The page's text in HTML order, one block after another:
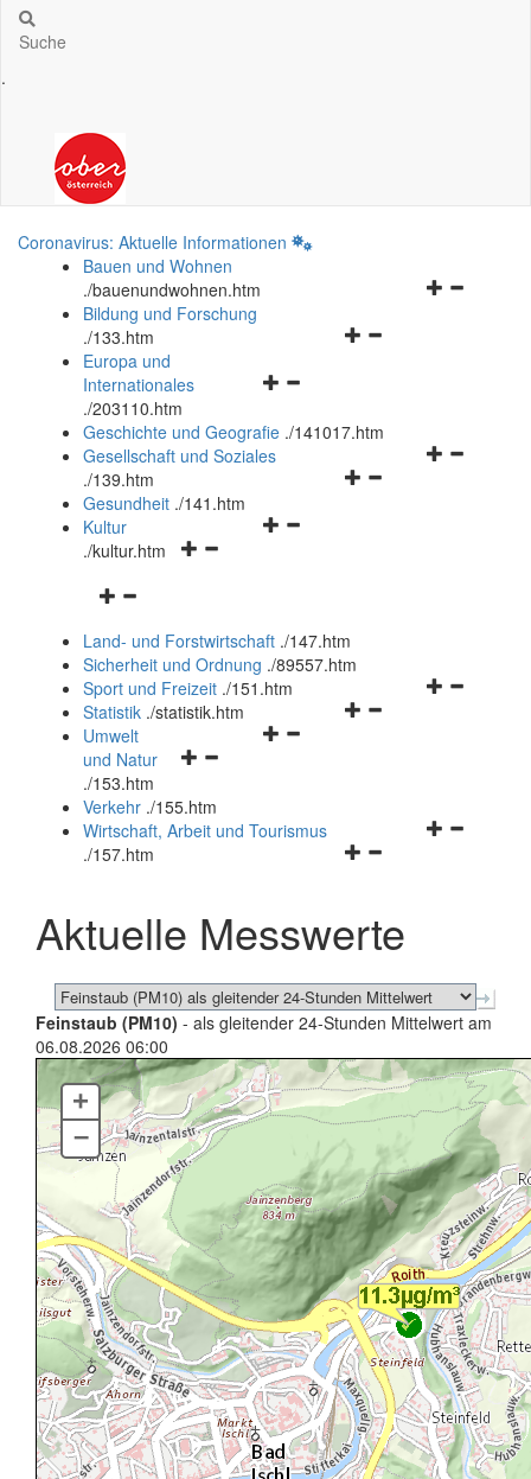
Suche
.
Coronavirus: Aktuelle Informationen
Bauen und Wohnen
./bauenundwohnen.htm
Navigationsmenü
Bildung und Forschung
./133.htm
Navigationsmenü
und
schließen
Europa und
Internationales
./203110.htm
Geschichte und Geografie ./141017.htm
Navigationsmenü
Gesellschaft und Soziales
./139.htm
Navigationsmenü
Gesundheit ./141.htm
Navigationsmenü
Kultur
./kultur.htm
Navigationsmenü
und
schließen
Land- und Forstwirtschaft ./147.htm
Sicherheit und Ordnung ./89557.htm
Navigationsmenü
Sport und Freizeit ./151.htm
Navigationsmenü
Statistik ./statistik.htm
Navigationsmenü
und
schließen
Umwelt
und Natur
./153.htm
Verkehr ./155.htm
Navigationsmenü
schließen
Wirtschaft, Arbeit und Tourismus
./157.htm
Aktuelle Messwerte
Feinstaub (PM10) - als gleitender 24-Stunden Mittelwert am
06.08.2026 06:00
+
–